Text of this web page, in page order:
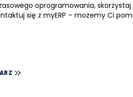
oprogramowania,
się z myERP – możemy Ci